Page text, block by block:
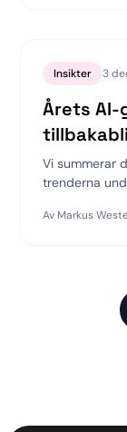
Insikter 3
Årets AI-
Vi summerar
trenderna
Av Markus